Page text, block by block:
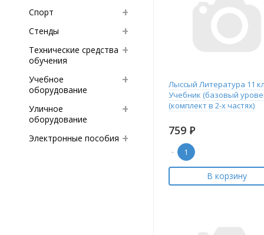
Спорт
Стенды
Технические средства
обучения
Учебное
оборудование
Уличное
оборудование
Электронные пособия
Лыссый Литература 11
Учебник (базовый
(комплект в 2-х частях)
759 Р
-
В корзину